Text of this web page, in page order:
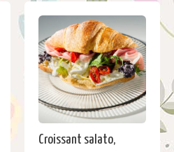
Croissant salato,